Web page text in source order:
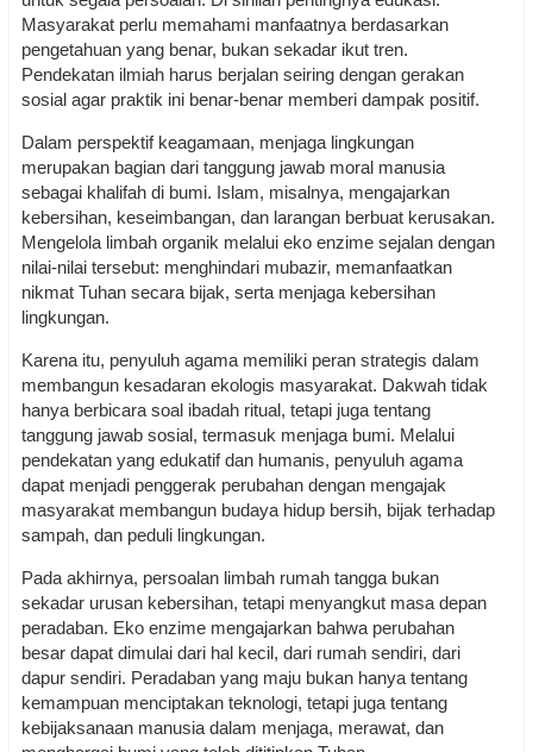
Masyarakat perlu memahami manfaatnya berdasarkan
pengetahuan yang benar, bukan sekadar ikut tren.
Pendekatan ilmiah harus berjalan seiring dengan gerakan
sosial agar praktik ini benar-benar memberi dampak positif.
Dalam perspektif keagamaan, menjaga lingkungan
merupakan bagian dari tanggung jawab moral manusia
sebagai khalifah di bumi. Islam, misalnya, mengajarkan
kebersihan, keseimbangan, dan larangan berbuat kerusakan.
Mengelola limbah organik melalui eko enzime sejalan dengan
nilai-nilai tersebut: menghindari mubazir, memanfaatkan
nikmat Tuhan secara bijak, serta menjaga kebersihan
lingkungan.
Karena itu, penyuluh agama memiliki peran strategis dalam
membangun kesadaran ekologis masyarakat. Dakwah tidak
hanya berbicara soal ibadah ritual, tetapi juga tentang
tanggung jawab sosial, termasuk menjaga bumi. Melalui
pendekatan yang edukatif dan humanis, penyuluh agama
dapat menjadi penggerak perubahan dengan mengajak
masyarakat membangun budaya hidup bersih, bijak terhadap
sampah, dan peduli lingkungan.
Pada akhirnya, persoalan limbah rumah tangga bukan
sekadar urusan kebersihan, tetapi menyangkut masa depan
peradaban. Eko enzime mengajarkan bahwa perubahan
besar dapat dimulai dari hal kecil, dari rumah sendiri, dari
dapur sendiri. Peradaban yang maju bukan hanya tentang
kemampuan menciptakan teknologi, tetapi juga tentang
kebijaksanaan manusia dalam menjaga, merawat, dan